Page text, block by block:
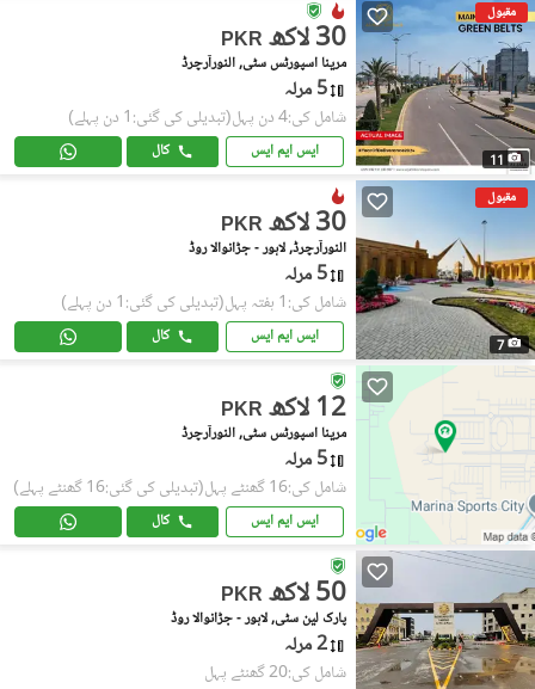
مقبول
11
PKR 30 لاکھ
مرینا اسپورٹس سٹی, النورآرچرڈ
5 مرلہ
شامل کی:4 دن پہل (تبدیلی کی گئی:1 دن پہلے)
ایس ایم ایس کال
مقبول
7
PKR 30 لاکھ
النورآرچرڈ, لاہور - جڑانوالا روڈ
5 مرلہ
شامل کی:1 ہفتہ پہل (تبدیلی کی گئی:1 دن پہلے)
ایس ایم ایس کال
PKR 12 لاکھ
مرینا اسپورٹس سٹی, النورآرچرڈ
5 مرلہ
شامل کی:16 گھنٹے پہل (تبدیلی کی گئی:16 گھنٹے پہلے)
ایس ایم ایس کال
PKR 50 لاکھ
پارک لین سٹی, لاہور - جڑانوالا روڈ
2 مرلہ
شامل کی:20 گھنٹے پہل